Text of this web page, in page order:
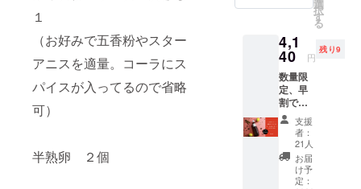
１
（お好みで五香粉やスター
アニスを適量。コーラにス
パイスが入ってるので省略
可）
半熟卵 ２個
至福の
茶
（リー
フ２０
ｇもし
くは
ティ
バッグ
７個
入） ・
高知の
視界
すっき
す◎ ▶
エキゾ
ジン
ジャ
エール
シロッ
プ アー
ユル
ヴェー
ダで注
目され
を聴講
生とし
てご参
加いた
だけま
す。
https://
www.thi
norm.jp
は下記
ング付
ラセッ
ト】※送
料880円
込※ 1本
で約6~7
杯分の
ドリン
クがつ
くれ
る、お
試し用
サイズ
選
択
す
る
4,1
40 円
残り9
数量限
定、早
割で１
０％オ
フ！
【太陽
のナ
チュラ
ルコー
支援
者：
21人
お届
け予
定：